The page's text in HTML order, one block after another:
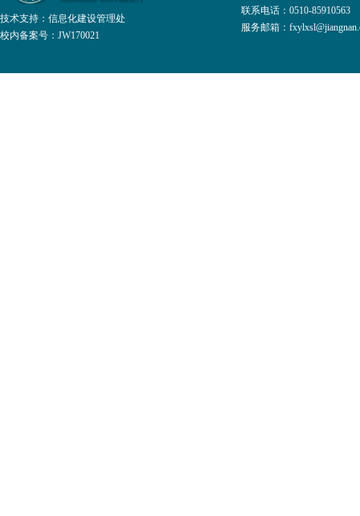
技术支持： 信息化建设管理处
校内备案号：JW170021
联系电话：0510-
服务邮箱：